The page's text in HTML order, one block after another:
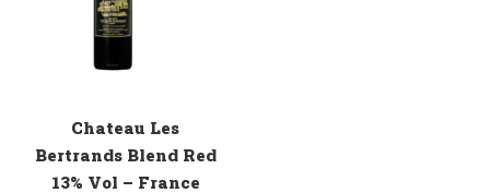
Chateau Les
Bertrands Blend Red
13% Vol – France